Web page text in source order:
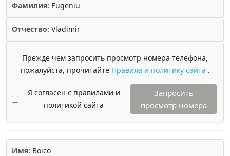
Фамилия: Eugeniu
Отчество: Vladimir
Прежде чем запросить просмотр номера телефона,
пожалуйста, прочитайте Правила и политику сайта .
Я согласен с правилами и
политикой сайта
Запросить
просмотр номера
Имя: Boico